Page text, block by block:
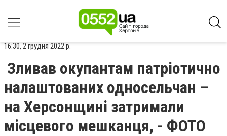
16:30, 2 грудня 2022 р.
Зливав окупантам патріотично
налаштованих односельчан –
на Херсонщині затримали
місцевого мешканця, - ФОТО